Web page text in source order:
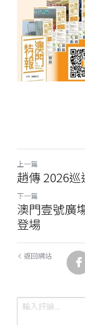
上一篇
趙傳 2026
下一篇
澳門壹號廣
登場
返回網站